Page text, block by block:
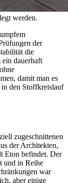
werden.
der
die
dauerhaft
damit man es
den Stoffkreislauf
zugeschnittenen
der Architekten,
Eton befindet. Der
und in Reihe
war
aber einige